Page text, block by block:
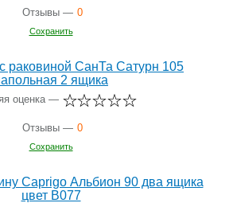
Отзывы — 0
Сохранить
раковиной СанТа Сатурн 105
2 ящика
оценка —
Отзывы — 0
Сохранить
Caprigo Альбион 90 два ящика
цвет В077